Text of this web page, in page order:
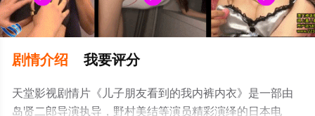
剧情介绍 我要评分
天堂影视剧情片《儿子朋友看到的我内裤内衣》是一部由
岛贤二郎导演执导，野村美结等演员精彩演绎的日本电